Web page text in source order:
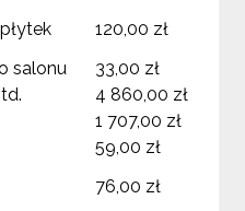
120,00 zł
salonu
33,00 zł
4 860,00 zł
1 707,00 zł
59,00 zł
76,00 zł